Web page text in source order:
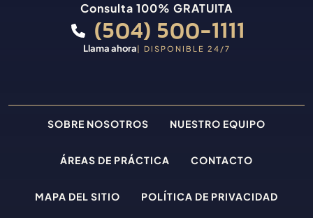
Consulta 100% GRATUITA
(504) 500-1111
Llama ahora | DISPONIBLE 24/7
SOBRE NOSOTROS NUESTRO EQUIPO
ÁREAS DE PRÁCTICA CONTACTO
MAPA DEL SITIO POLÍTICA DE PRIVACIDAD